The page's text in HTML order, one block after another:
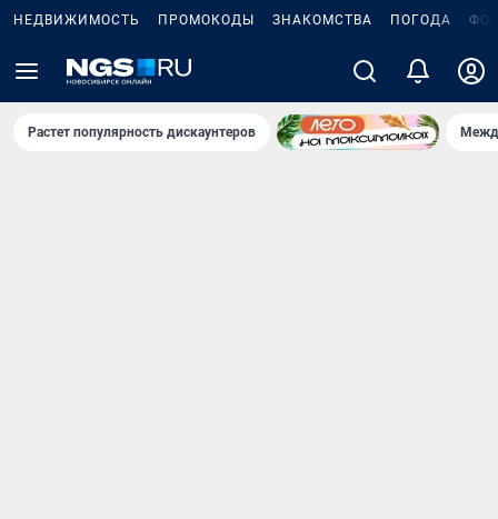
НЕДВИЖИМОСТЬ ПРОМОКОДЫ ЗНАКОМСТВА ПОГОДА
Растет популярность дискаунтеров